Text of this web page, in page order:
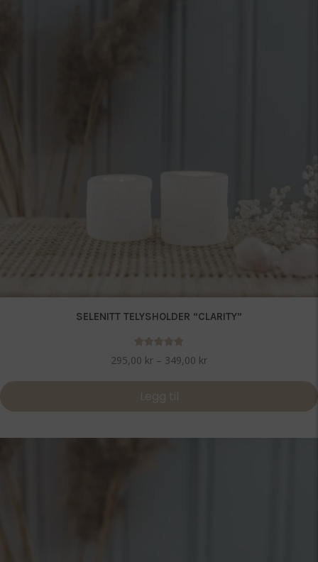
SELENITT TELYSHOLDER “CLARITY”
Vurdert
5.00
295,00 kr – 349,00 krPrisområde:
Legg til